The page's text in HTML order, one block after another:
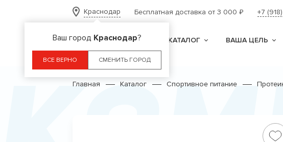
Краснодар
Ваш город Краснодар?
ВСЕ ВЕРНО СМЕНИТЬ ГОРОД
Бесплатная доставка от 3 000₽ +7
КАТАЛОГ ВАША ЦЕЛЬ
Главная Каталог Спортивное питание